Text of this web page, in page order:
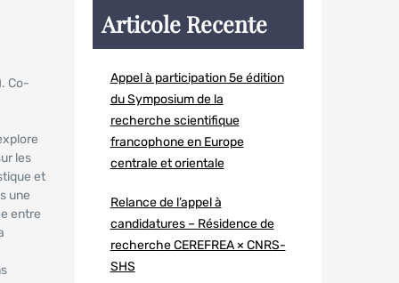
Co-
les
et
une
entre
Articole Recente
Appel à participation 5e édition
du Symposium de la
recherche scientifique
francophone en Europe
centrale et orientale
Relance de l’appel à
candidatures – Résidence de
recherche CEREFREA × CNRS-
SHS